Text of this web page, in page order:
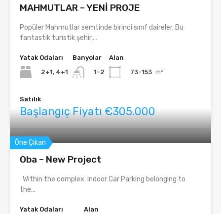
MAHMUTLAR – YENİ PROJE
Popüler Mahmutlar semtinde birinci sınıf daireler. Bu
fantastik turistik şehir,…
Yatak Odaları
2+1, 4+1
Banyolar
1-2
Alan
73-153 m²
Satılık
Başlangıç Fiyatı €305.000
Öne Çıkan
Oba – New Project
Within the complex: Indoor Car Parking belonging to
the…
Yatak Odaları
Alan